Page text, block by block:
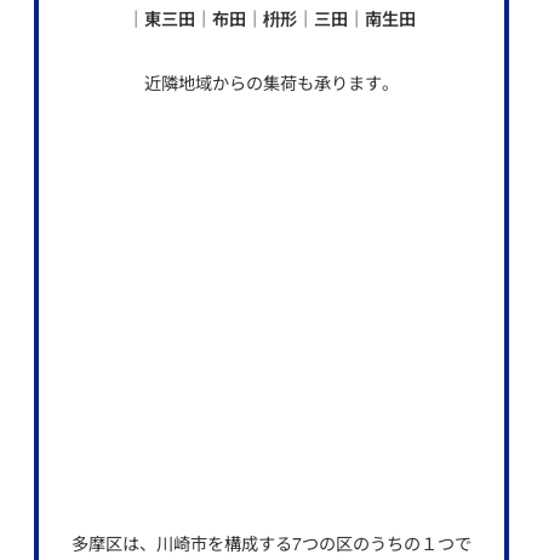
｜東三田｜布田｜枡形｜三田｜南生田
近隣地域からの集荷も承ります。
多摩区は、川崎市を構成する7つの区のうちの１つで